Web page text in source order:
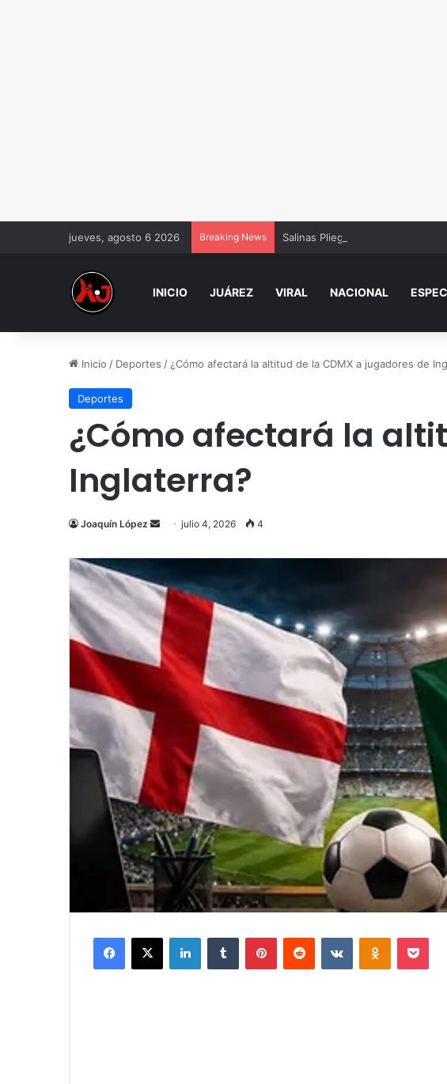
jueves, agosto 6 2026 Breaking News Salinas Pliego explica por qué
INICIO JUÁREZ VIRAL NACIONAL
Inicio / Deportes / ¿Cómo afectará la altitud de la CDMX a jugadores de
Deportes
¿Cómo afectará la
Inglaterra?
Joaquín López
Send
email
julio 4, 2026 4
Facebook
X LinkedInTumblr PinterestReddit VKontakte